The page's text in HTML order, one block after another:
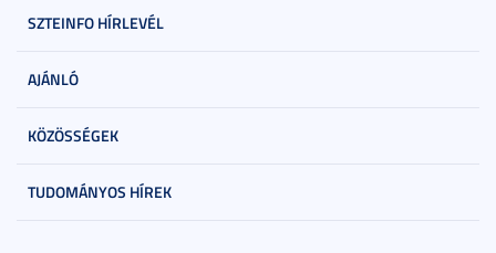
SZTEINFO HÍRLEVÉL
AJÁNLÓ
KÖZÖSSÉGEK
TUDOMÁNYOS HÍREK